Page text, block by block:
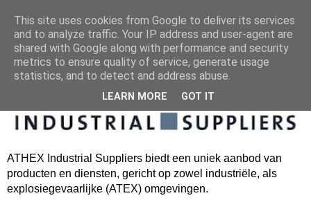
ATHEX Industrial Suppliers biedt een uniek aanbod van
producten en diensten, gericht op zowel industriële, als
explosiegevaarlijke (ATEX) omgevingen.
This site uses cookies from Google to deliver its services
and to analyze traffic. Your IP address and user-agent are
shared with Google along with performance and security
metrics to ensure quality of service, generate usage
statistics, and to detect and address abuse.
LEARN MORE GOT IT